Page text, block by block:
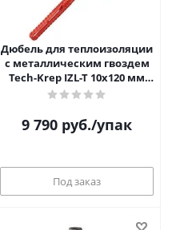
Дюбель для теплоизоляции
с металлическим гвоздем
Tech-Krep IZL-T 10х120 мм
(1000 шт/уп)
9 790 руб./упак
Под заказ